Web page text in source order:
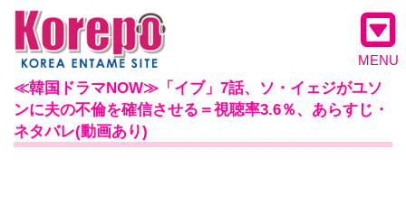
MENU
≪韓国ドラマNOW≫「イブ」7話、ソ・イェジがユソ
ンに夫の不倫を確信させる＝視聴率3.6％、あらすじ・
ネタバレ(動画あり)